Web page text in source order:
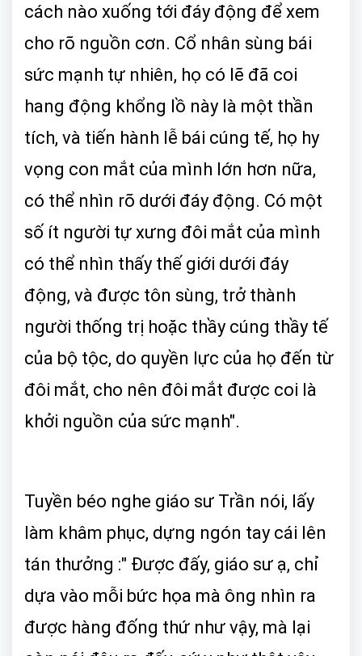
cách nào xuống tới đáy động để xem
cho rõ nguồn cơn. Cổ nhân sùng bái
sức mạnh tự nhiên, họ có lẽ đã coi
hang động khổng lồ này là một thần
tích, và tiến hành lễ bái cúng tế, họ hy
vọng con mắt của mình lớn hơn nữa,
có thể nhìn rõ dưới đáy động. Có một
số ít người tự xưng đôi mắt của mình
có thể nhìn thấy thế giới dưới đáy
động, và được tôn sùng, trở thành
người thống trị hoặc thầy cúng thầy tế
của bộ tộc, do quyền lực của họ đến từ
đôi mắt, cho nên đôi mắt được coi là
khởi nguồn của sức mạnh".
Tuyền béo nghe giáo sư Trần nói, lấy
làm khâm phục, dựng ngón tay cái lên
tán thưởng :" Được đấy, giáo sư ạ, chỉ
dựa vào mỗi bức họa mà ông nhìn ra
được hàng đống thứ như vậy, mà lại